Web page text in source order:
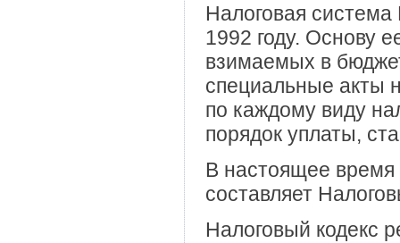
Налоговая
1992 году. Основу
взимаемых в
специальные акты
по каждому виду
порядок уплаты,
В настоящее время
составляет
Налоговый кодекс